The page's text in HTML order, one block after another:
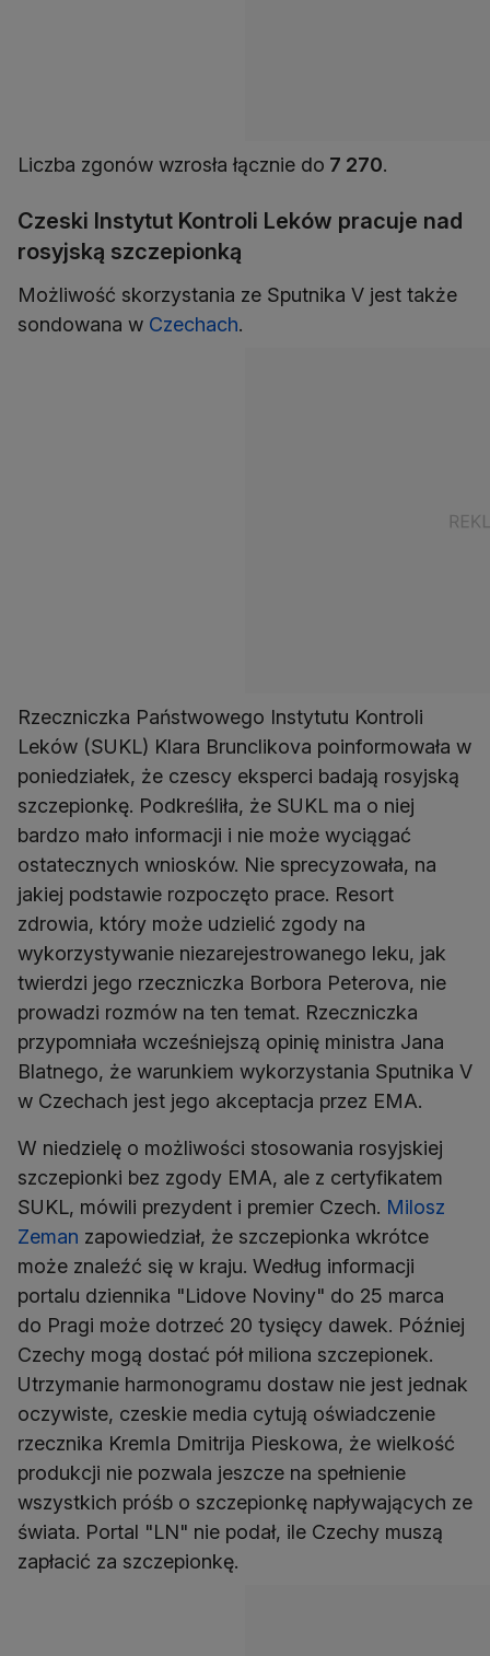
Liczba zgonów wzrosła łącznie do 7 270.
Czeski Instytut Kontroli Leków pracuje nad
rosyjską szczepionką
Możliwość skorzystania ze Sputnika V jest także
sondowana w Czechach.
Rzeczniczka Państwowego Instytutu Kontroli
Leków (SUKL) Klara Brunclikova poinformowała w
poniedziałek, że czescy eksperci badają rosyjską
szczepionkę. Podkreśliła, że SUKL ma o niej
bardzo mało informacji i nie może wyciągać
ostatecznych wniosków. Nie sprecyzowała, na
jakiej podstawie rozpoczęto prace. Resort
zdrowia, który może udzielić zgody na
wykorzystywanie niezarejestrowanego leku, jak
twierdzi jego rzeczniczka Borbora Peterova, nie
prowadzi rozmów na ten temat. Rzeczniczka
przypomniała wcześniejszą opinię ministra Jana
Blatnego, że warunkiem wykorzystania Sputnika V
w Czechach jest jego akceptacja przez EMA.
W niedzielę o możliwości stosowania rosyjskiej
szczepionki bez zgody EMA, ale z certyfikatem
SUKL, mówili prezydent i premier Czech. Milosz
Zeman zapowiedział, że szczepionka wkrótce
może znaleźć się w kraju. Według informacji
portalu dziennika "Lidove Noviny" do 25 marca
do Pragi może dotrzeć 20 tysięcy dawek. Później
Czechy mogą dostać pół miliona szczepionek.
Utrzymanie harmonogramu dostaw nie jest jednak
oczywiste, czeskie media cytują oświadczenie
rzecznika Kremla Dmitrija Pieskowa, że wielkość
produkcji nie pozwala jeszcze na spełnienie
wszystkich próśb o szczepionkę napływających ze
świata. Portal "LN" nie podał, ile Czechy muszą
zapłacić za szczepionkę.